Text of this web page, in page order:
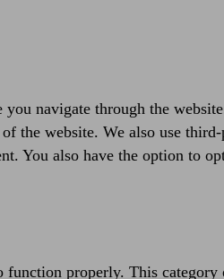
navigate through the
the website. We also use
You also have the option to
properly. This